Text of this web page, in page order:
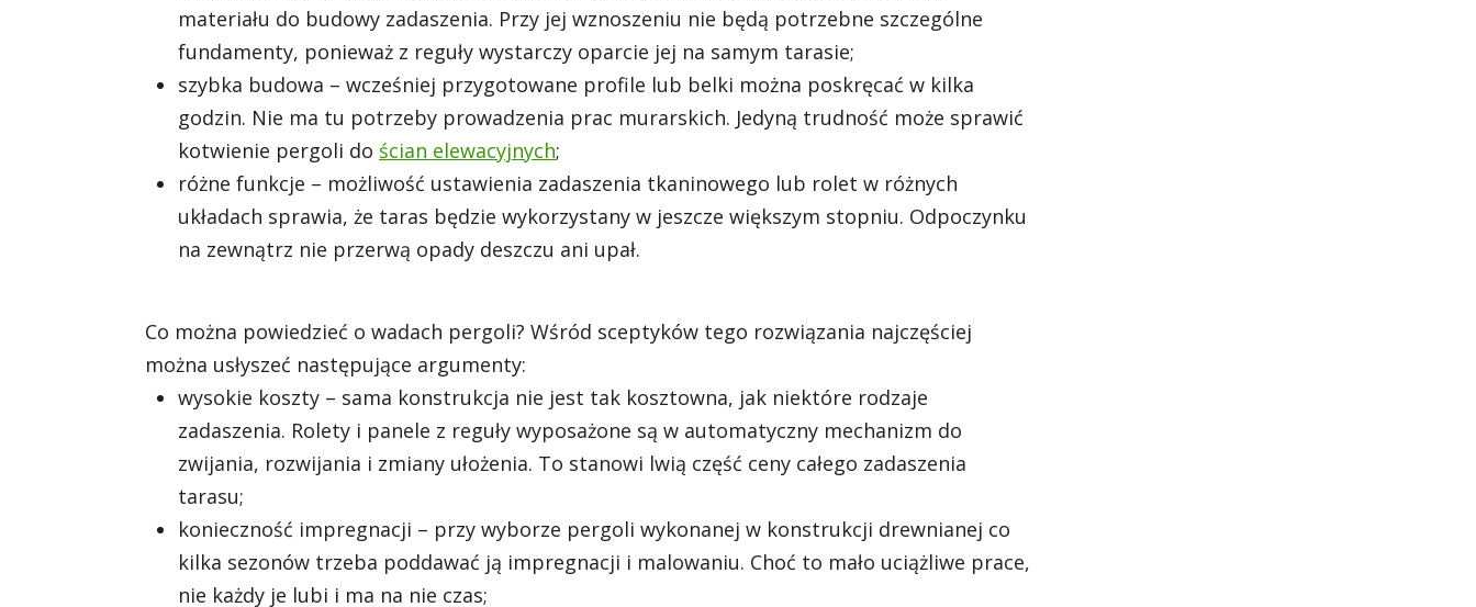
materiału do budowy zadaszenia. Przy jej wznoszeniu nie będą potrzebne szczególne
fundamenty, ponieważ z reguły wystarczy oparcie jej na samym tarasie;
szybka budowa – wcześniej przygotowane profile lub belki można poskręcać w kilka
godzin. Nie ma tu potrzeby prowadzenia prac murarskich. Jedyną trudność może sprawić
kotwienie pergoli do ścian elewacyjnych;
różne funkcje – możliwość ustawienia zadaszenia tkaninowego lub rolet w różnych
układach sprawia, że taras będzie wykorzystany w jeszcze większym stopniu. Odpoczynku
na zewnątrz nie przerwą opady deszczu ani upał.
Co można powiedzieć o wadach pergoli? Wśród sceptyków tego rozwiązania najczęściej
można usłyszeć następujące argumenty:
wysokie koszty – sama konstrukcja nie jest tak kosztowna, jak niektóre rodzaje
zadaszenia. Rolety i panele z reguły wyposażone są w automatyczny mechanizm do
zwijania, rozwijania i zmiany ułożenia. To stanowi lwią część ceny całego zadaszenia
tarasu;
konieczność impregnacji – przy wyborze pergoli wykonanej w konstrukcji drewnianej co
kilka sezonów trzeba poddawać ją impregnacji i malowaniu. Choć to mało uciążliwe prace,
nie każdy je lubi i ma na nie czas;